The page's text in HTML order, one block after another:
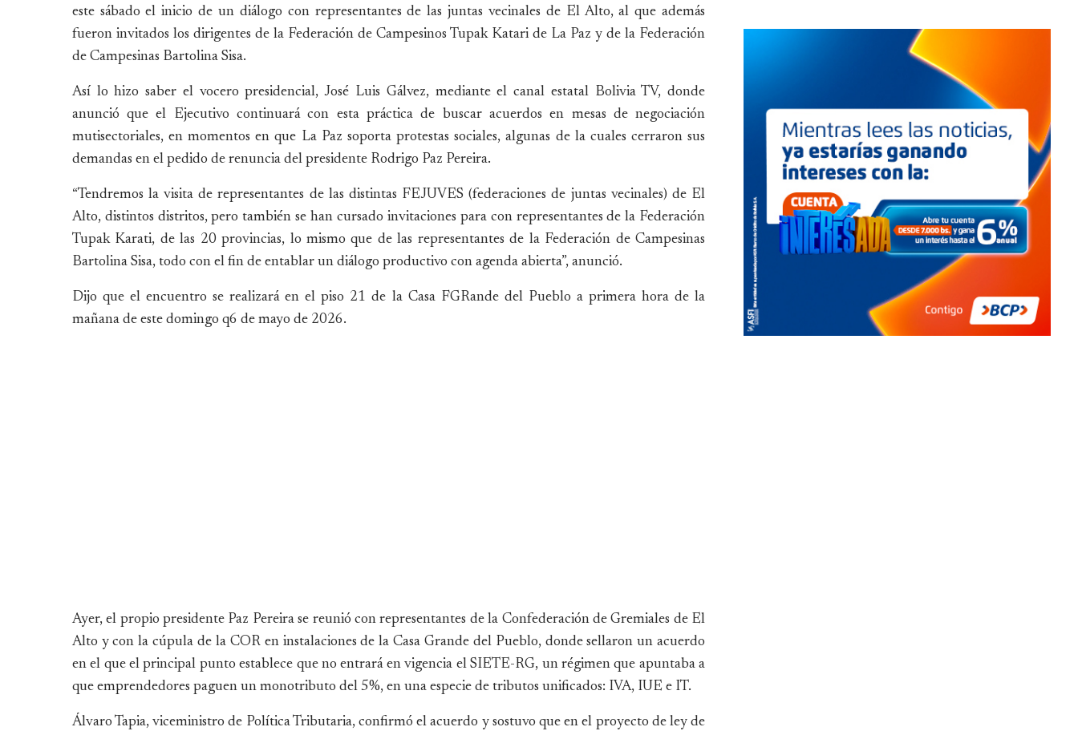
este sábado el inicio de un diálogo con representantes de las juntas vecinales de El Alto, al que además
fueron invitados los dirigentes de la Federación de Campesinos Tupak Katari de La Paz y de la Federación
de Campesinas Bartolina Sisa.
Así lo hizo saber el vocero presidencial, José Luis Gálvez, mediante el canal estatal Bolivia TV, donde
anunció que el Ejecutivo continuará con esta práctica de buscar acuerdos en mesas de negociación
mutisectoriales, en momentos en que La Paz soporta protestas sociales, algunas de la cuales cerraron sus
demandas en el pedido de renuncia del presidente Rodrigo Paz Pereira.
“Tendremos la visita de representantes de las distintas FEJUVES (federaciones de juntas vecinales) de El
Alto, distintos distritos, pero también se han cursado invitaciones para con representantes de la Federación
Tupak Karati, de las 20 provincias, lo mismo que de las representantes de la Federación de Campesinas
Bartolina Sisa, todo con el fin de entablar un diálogo productivo con agenda abierta”, anunció.
Dijo que el encuentro se realizará en el piso 21 de la Casa FGRande del Pueblo a primera hora de la
mañana de este domingo q6 de mayo de 2026.
Ayer, el propio presidente Paz Pereira se reunió con representantes de la Confederación de Gremiales de El
Alto y con la cúpula de la COR en instalaciones de la Casa Grande del Pueblo, donde sellaron un acuerdo
en el que el principal punto establece que no entrará en vigencia el SIETE-RG, un régimen que apuntaba a
que emprendedores paguen un monotributo del 5%, en una especie de tributos unificados: IVA, IUE e IT.
Álvaro Tapia, viceministro de Política Tributaria, confirmó el acuerdo y sostuvo que en el proyecto de ley de